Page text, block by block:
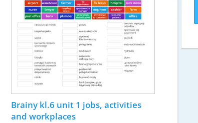
Brainy kl.6 unit 1 jobs, activities
and workplaces